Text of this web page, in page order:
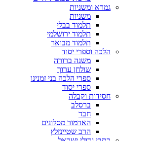
גמרא ומשניות
משניות
תלמוד בבלי
תלמוד ירושלמי
תלמוד מבואר
הלכה וספרי יסוד
משנה ברורה
שולחן ערוך
ספרי הלכה בני זמנינו
ספרי יסוד
חסידות וקבלה
ברסלב
חבד
האדמור מסלונים
הרב שטיינזלץ